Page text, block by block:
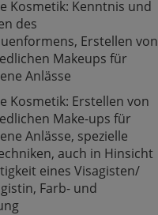
Kosmetik: Kenntnis und
des
Erstellen von
Makeups für
Anlässe
Kosmetik: Erstellen von
Make-ups für
Anlässe, spezielle
auch in Hinsicht
eines Visagisten/
Farb- und